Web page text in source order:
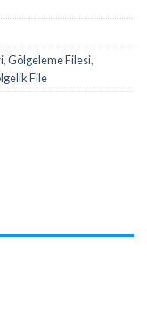
,Gölgeleme Filesi,
File